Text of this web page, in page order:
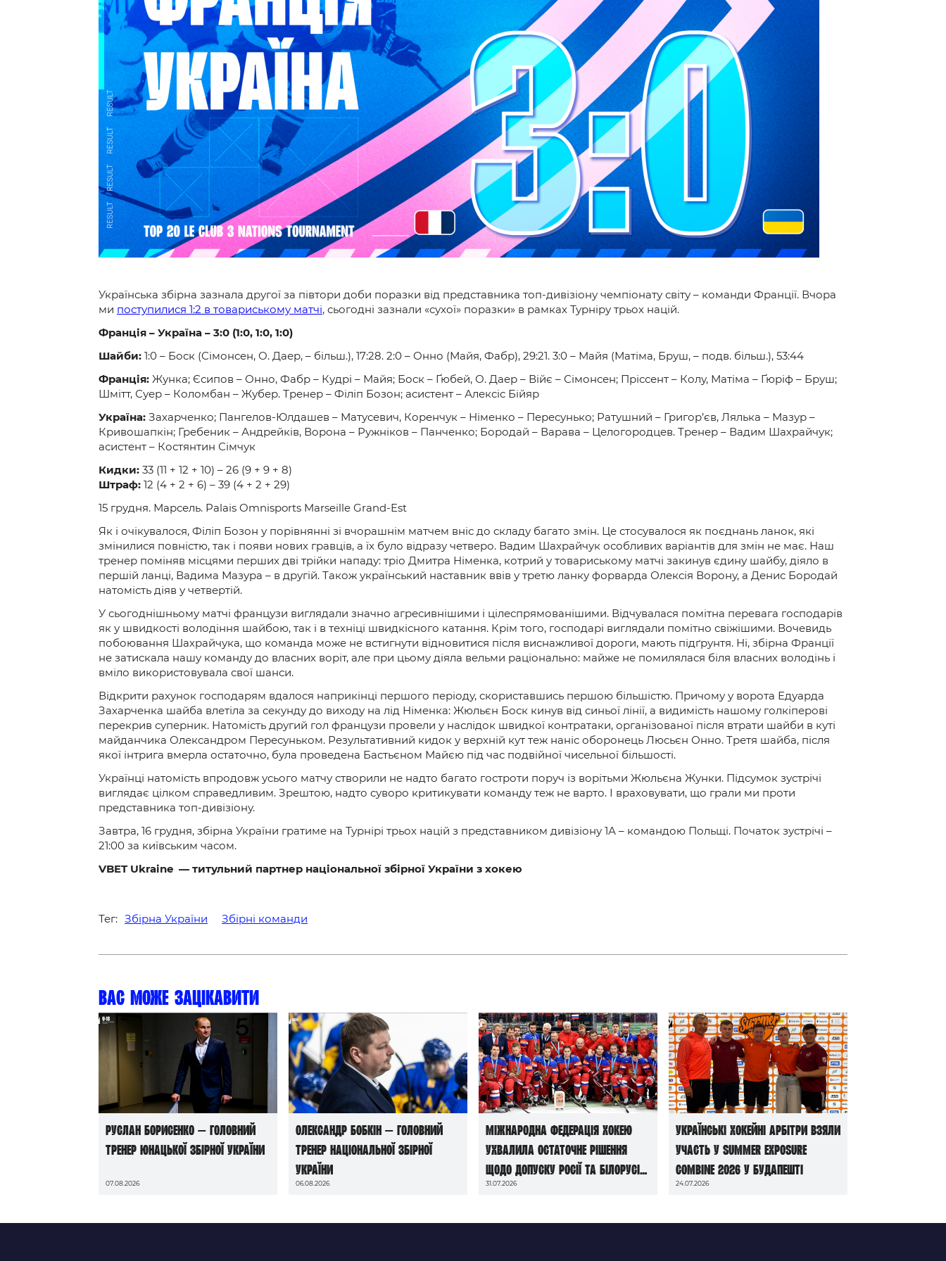
Українська збірна зазнала другої за півтори доби поразки від представника топ-дивізіону чемпіонату світу – команди Франції. Вчора
ми поступилися 1:2 в товариському матчі, сьогодні зазнали «сухої» поразки» в рамках Турніру трьох націй.
Франція – Україна – 3:0 (1:0, 1:0, 1:0)
Шайби: 1:0 – Боск (Сімонсен, О. Даер, – більш.), 17:28. 2:0 – Онно (Майя, Фабр), 29:21. 3:0 – Майя (Матіма, Бруш, – подв. більш.), 53:44
Франція: Жунка; Єсипов – Онно, Фабр – Кудрі – Майя; Боск – Ґюбей, О. Даер – Війє – Сімонсен; Пріссент – Колу, Матіма – Ґюріф – Бруш;
Шмітт, Суер – Коломбан – Жубер. Тренер – Філіп Бозон; асистент – Алексіс Бійяр
Україна: Захарченко; Пангелов-Юлдашев – Матусевич, Коренчук – Німенко – Пересунько; Ратушний – Григор’єв, Лялька – Мазур –
Кривошапкін; Гребеник – Андрейків, Ворона – Ружніков – Панченко; Бородай – Варава – Целогородцев. Тренер – Вадим Шахрайчук;
асистент – Костянтин Сімчук
Кидки: 33 (11 + 12 + 10) – 26 (9 + 9 + 8)
Штраф: 12 (4 + 2 + 6) – 39 (4 + 2 + 29)
15 грудня. Марсель. Palais Omnisports Marseille Grand-Est
Як і очікувалося, Філіп Бозон у порівнянні зі вчорашнім матчем вніс до складу багато змін. Це стосувалося як поєднань ланок, які
змінилися повністю, так і появи нових гравців, а їх було відразу четверо. Вадим Шахрайчук особливих варіантів для змін не має. Наш
тренер поміняв місцями перших дві трійки нападу: тріо Дмитра Німенка, котрий у товариському матчі закинув єдину шайбу, діяло в
першій ланці, Вадима Мазура – в другій. Також український наставник ввів у третю ланку форварда Олексія Ворону, а Денис Бородай
натомість діяв у четвертій.
У сьогоднішньому матчі французи виглядали значно агресивнішими і цілеспрямованішими. Відчувалася помітна перевага господарів
як у швидкості володіння шайбою, так і в техніці швидкісного катання. Крім того, господарі виглядали помітно свіжішими. Вочевидь
побоювання Шахрайчука, що команда може не встигнути відновитися після виснажливої дороги, мають підґрунтя. Ні, збірна Франції
не затискала нашу команду до власних воріт, але при цьому діяла вельми раціонально: майже не помилялася біля власних володінь і
вміло використовувала свої шанси.
Відкрити рахунок господарям вдалося наприкінці першого періоду, скориставшись першою більшістю. Причому у ворота Едуарда
Захарченка шайба влетіла за секунду до виходу на лід Німенка: Жюльєн Боск кинув від синьої лінії, а видимість нашому голкіперові
перекрив суперник. Натомість другий гол французи провели у наслідок швидкої контратаки, організованої після втрати шайби в куті
майданчика Олександром Пересуньком. Результативний кидок у верхній кут теж наніс оборонець Люсьєн Онно. Третя шайба, після
якої інтрига вмерла остаточно, була проведена Бастьєном Майєю під час подвійної чисельної більшості.
Українці натомість впродовж усього матчу створили не надто багато гостроти поруч із ворітьми Жюльєна Жунки. Підсумок зустрічі
виглядає цілком справедливим. Зрештою, надто суворо критикувати команду теж не варто. І враховувати, що грали ми проти
представника топ-дивізіону.
Завтра, 16 грудня, збірна України гратиме на Турнірі трьох націй з представником дивізіону 1А – командою Польщі. Початок зустрічі –
21:00 за київським часом.
VBET Ukraine — титульний партнер національної збірної України з хокею
Тег: Збірна України Збірні команди
Вас може зацікавити
Руслан Борисенко — головний
тренер юнацької збірної України
07.08.2026
Олександр Бобкін — головний
тренер національної збірної
України
06.08.2026
Міжнародна федерація хокею
ухвалила остаточне рішення
щодо допуску росії та білорусі
до чемпіонатів світу сезону
31.07.2026
Українські хокейні арбітри взяли
участь у Summer Exposure
Combine 2026 у Будапешті
24.07.2026